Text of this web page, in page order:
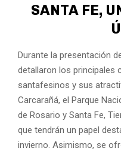
SANTA FE,
Durante la presentación
detallaron los principales
santafesinos y sus
Carcarañá, el Parque
de Rosario y Santa Fe,
que tendrán un papel
invierno. Asimismo, se